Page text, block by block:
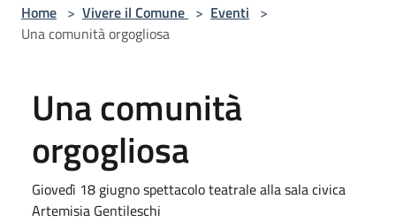
Home > Vivere il Comune > Eventi >
Una comunità orgogliosa
Una comunità
orgogliosa
Giovedì 18 giugno spettacolo teatrale alla sala civica
Artemisia Gentileschi